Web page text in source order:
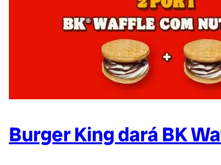
Burger King dará BK